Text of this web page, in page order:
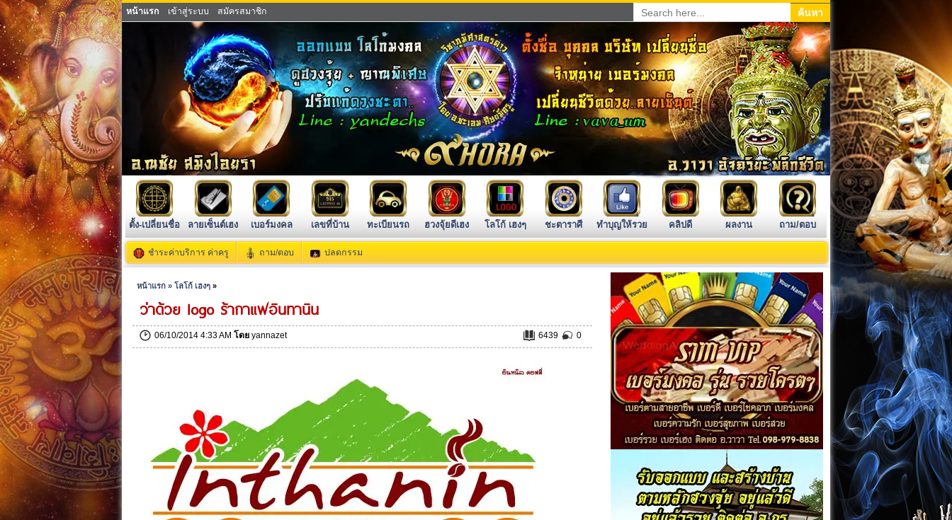
หน้าแรก เข้าสู่ระบบ สมัครสมาชิก
ตั้ง-เปลี่ยนชื่อ ลายเซ็นต์เฮง เบอร์มงคล เลขที่บ้าน ทะเบียนรถ ฮวงจุ้ยดีเฮง โลโก้ เฮงๆ ชะตาราศี ทำบุญให้รวย คลิปดี ผลงาน ถาม/ตอบ
ชำระค่าบริการ ค่าครู ถาม/ตอบ ปลดกรรม
หน้าแรก »โลโก้ เฮงๆ »
ว่าด้วย logo ร้ากาแฟอินทานิน
06/10/2014 4:33 AM โดย yannazet 0
6439